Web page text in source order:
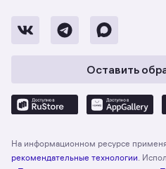
Оставить
На информационном ресурсе
рекомендательные технологии .